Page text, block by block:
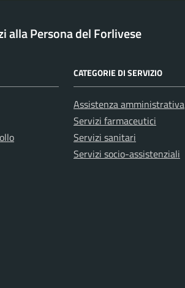
alla Persona del Forlivese
CATEGORIE DI SERVIZIO
Assistenza amministrativa
Servizi farmaceutici
Servizi sanitari
Servizi socio-assistenziali